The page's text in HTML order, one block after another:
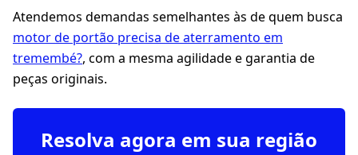
Atendemos demandas semelhantes às de quem busca
motor de portão precisa de aterramento em
tremembé?, com a mesma agilidade e garantia de
peças originais.
Resolva agora em sua região